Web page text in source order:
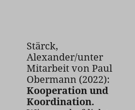
Stärck,
Alexander/unter
Mitarbeit von Paul
Obermann (2022):
Kooperation und
Koordination.